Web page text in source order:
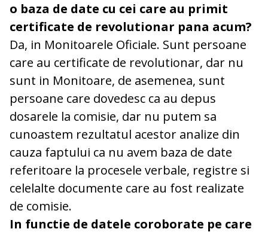
o baza de date cu cei care au primit
certificate de revolutionar pana acum?
Da, in Monitoarele Oficiale. Sunt persoane
care au certificate de revolutionar, dar nu
sunt in Monitoare, de asemenea, sunt
persoane care dovedesc ca au depus
dosarele la comisie, dar nu putem sa
cunoastem rezultatul acestor analize din
cauza faptului ca nu avem baza de date
referitoare la procesele verbale, registre si
celelalte documente care au fost realizate
de comisie.
In functie de datele coroborate pe care